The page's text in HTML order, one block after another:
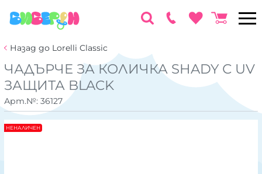
Назад до Lorelli Classic
ЧАДЪРЧЕ ЗА КОЛИЧКА SHADY С UV
ЗАЩИТА BLACK
Арт.№: 36127
НЕНАЛИЧЕН